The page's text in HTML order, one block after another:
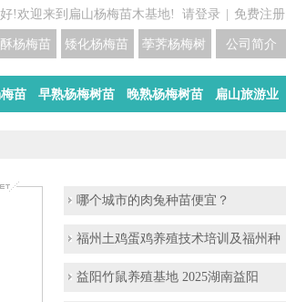
!欢迎来到扁山杨梅苗木基地! 请登录 免费注册
公司简介
荸荠杨梅树苗培育
矮化杨梅苗价格
杨梅苗培育基地
苗 早熟杨梅树苗 晚熟杨梅树苗 扁山旅游业
哪个城市的肉兔种苗便宜？
福州土鸡蛋鸡养殖技术培训及福州种
益阳​竹鼠养殖基地 2025湖南益阳